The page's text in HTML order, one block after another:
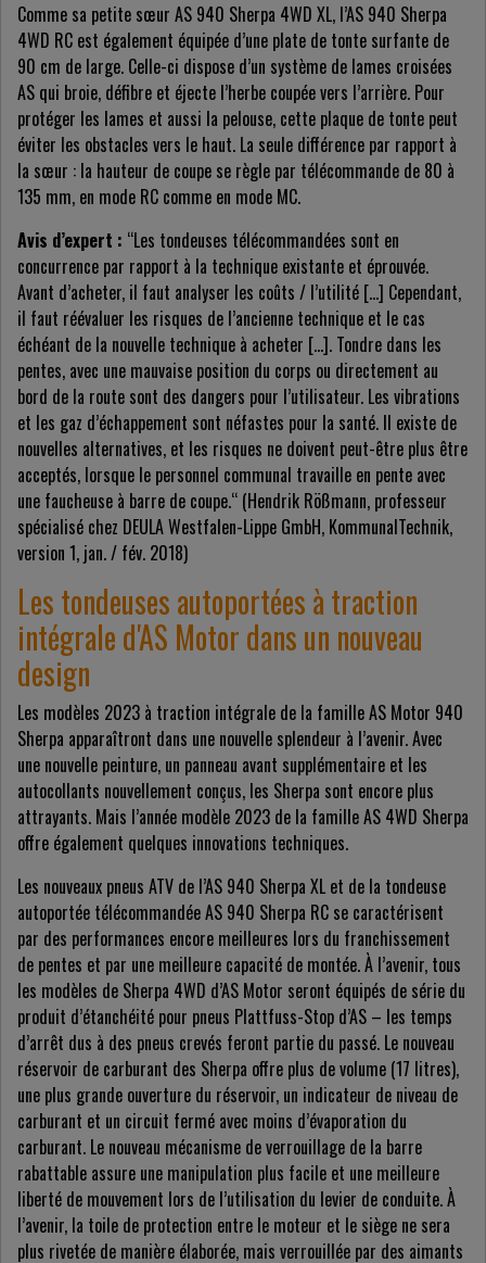
Comme sa petite sœur AS 940 Sherpa 4WD XL, l’AS 940 Sherpa
4WD RC est également équipée d’une plate de tonte surfante de
90 cm de large. Celle-ci dispose d’un système de lames croisées
AS qui broie, défibre et éjecte l’herbe coupée vers l’arrière. Pour
protéger les lames et aussi la pelouse, cette plaque de tonte peut
éviter les obstacles vers le haut. La seule différence par rapport à
la sœur : la hauteur de coupe se règle par télécommande de 80 à
135 mm, en mode RC comme en mode MC.
Avis d’expert : “Les tondeuses télécommandées sont en
concurrence par rapport à la technique existante et éprouvée.
Avant d’acheter, il faut analyser les coûts / l’utilité […] Cependant,
il faut réévaluer les risques de l’ancienne technique et le cas
échéant de la nouvelle technique à acheter […]. Tondre dans les
pentes, avec une mauvaise position du corps ou directement au
bord de la route sont des dangers pour l’utilisateur. Les vibrations
et les gaz d’échappement sont néfastes pour la santé. Il existe de
nouvelles alternatives, et les risques ne doivent peut-être plus être
acceptés, lorsque le personnel communal travaille en pente avec
une faucheuse à barre de coupe.“ (Hendrik Rößmann, professeur
spécialisé chez DEULA Westfalen-Lippe GmbH, KommunalTechnik,
version 1, jan. / fév. 2018)
Les tondeuses autoportées à traction
intégrale d'AS Motor dans un nouveau
design
Les modèles 2023 à traction intégrale de la famille AS Motor 940
Sherpa apparaîtront dans une nouvelle splendeur à l’avenir. Avec
une nouvelle peinture, un panneau avant supplémentaire et les
autocollants nouvellement conçus, les Sherpa sont encore plus
attrayants. Mais l’année modèle 2023 de la famille AS 4WD Sherpa
offre également quelques innovations techniques.
Les nouveaux pneus ATV de l’AS 940 Sherpa XL et de la tondeuse
autoportée télécommandée AS 940 Sherpa RC se caractérisent
par des performances encore meilleures lors du franchissement
de pentes et par une meilleure capacité de montée. À l’avenir, tous
les modèles de Sherpa 4WD d’AS Motor seront équipés de série du
produit d’étanchéité pour pneus Plattfuss-Stop d’AS – les temps
d’arrêt dus à des pneus crevés feront partie du passé. Le nouveau
réservoir de carburant des Sherpa offre plus de volume (17 litres),
une plus grande ouverture du réservoir, un indicateur de niveau de
carburant et un circuit fermé avec moins d’évaporation du
carburant. Le nouveau mécanisme de verrouillage de la barre
rabattable assure une manipulation plus facile et une meilleure
liberté de mouvement lors de l’utilisation du levier de conduite. À
l’avenir, la toile de protection entre le moteur et le siège ne sera
plus rivetée de manière élaborée, mais verrouillée par des aimants